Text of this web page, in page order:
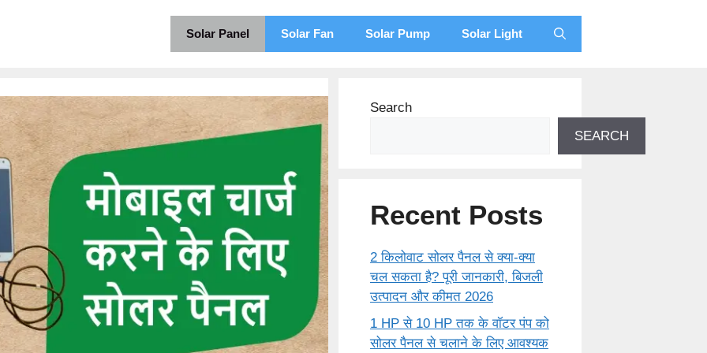
Solar Panel Solar Fan Solar Pump Solar Light
Search
SEARCH
Recent Posts
2 किलोवाट सोलर पैनल से क्या-क्या
चल सकता है? पूरी जानकारी, बिजली
उत्पादन और कीमत 2026
1 HP से 10 HP तक के वॉटर पंप को
सोलर पैनल से चलाने के लिए आवश्यक